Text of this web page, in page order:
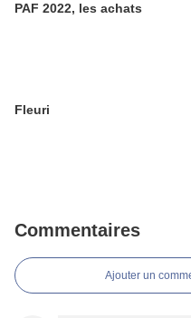
PAF 2022, les achats
Fleuri
Commentaires
Ajouter un